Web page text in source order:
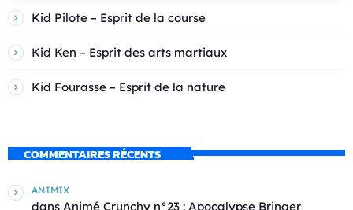
Kid Pilote – Esprit de la course
Kid Ken – Esprit des arts martiaux
Kid Fourasse – Esprit de la nature
COMMENTAIRES RÉCENTS
ANIMIX
dans Animé Crunchy n°23 : Apocalypse Bringer